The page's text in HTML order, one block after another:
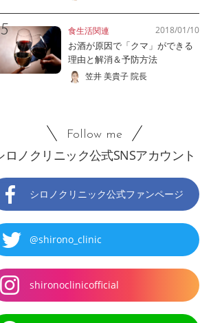
食生活関連 2018/01/10
お酒が原因で「クマ」ができる
理由と解消＆予防方法
笠井 美貴子 院長
Follow me
ロノクリニック公式SNSアカウント
シロノクリニック公式ファンページ
@shirono_clinic
shironoclinicofficial